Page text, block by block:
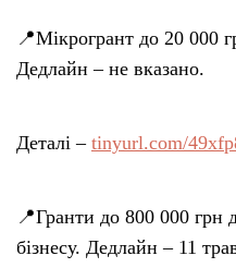
📍Мікрогрант до 20 000
Дедлайн – не вказано.
Деталі – tinyurl.com/
📍Гранти до 800 000 грн
бізнесу. Дедлайн – 11